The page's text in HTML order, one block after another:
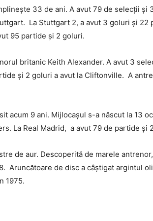
33 de ani. A avut 79 de selecții
La Stuttgart 2, a avut 3 goluri și 22
95 partide și 2 goluri.
britanic Keith Alexander. A avut 3
și 2 goluri a avut la Cliftonville. A
acum 9 ani. Mijlocașul s-a născut la 13
La Real Madrid, a avut 79 de partide
de aur. Descoperită de marele
Aruncătoare de disc a câștigat argintul
1975.